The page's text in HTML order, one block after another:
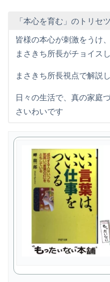
「本心を育む」のトリセツ
皆様の本心が刺激をうけ
まさきち所長がチョイスし
まさきち所長視点で解説
日々の生活で、真の家庭
さいわいです